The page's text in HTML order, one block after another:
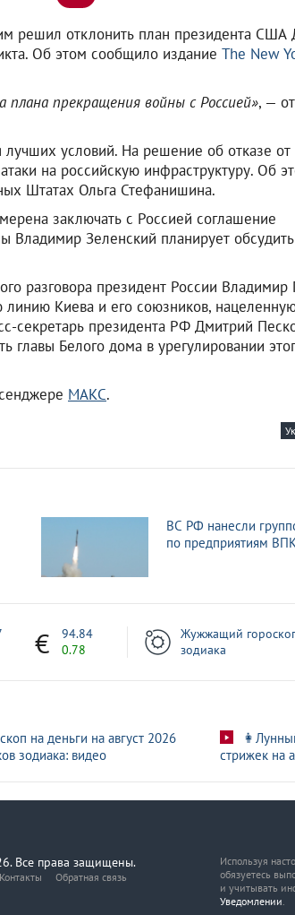
решил отклонить план президента США
Об этом сообщило издание The New
прекращения войны с Россией», —
условий. На решение об отказе от
на российскую инфраструктуру. Об
Штатах Ольга Стефанишина.
заключать с Россией соглашение
Владимир Зеленский планирует обсудить
разговора президент России Владимир
линию Киева и его союзников,
секретарь президента РФ Дмитрий
главы Белого дома в урегулировании
МАКС.
ВС РФ нанесли
по предприятиям
94.84
0.78
Жужжащий
зодиака
на деньги на август 2026
зодиака: видео
стрижек на
Все права защищены.
Контакты Обратная связь
Используя
обязуетесь
и учитывать
Уведомлении